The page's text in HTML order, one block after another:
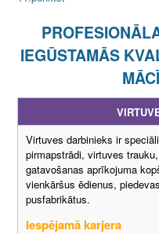
IEGŪSTAMĀS
Virtuves darbinieks ir
pirmapstrādi, virtuves
gatavošanas aprīkojuma
vienkāršus ēdienus,
pusfabrikātus.
Iespējamā karjera